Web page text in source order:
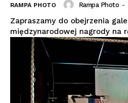
RAMPA PHOTO Rampa Photo -
Zapraszamy do obejrzenia
międzynarodowej nagrody na